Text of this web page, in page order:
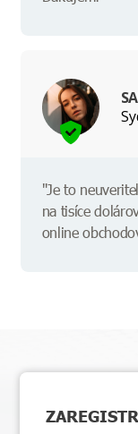
"Je to
na tisíce
online